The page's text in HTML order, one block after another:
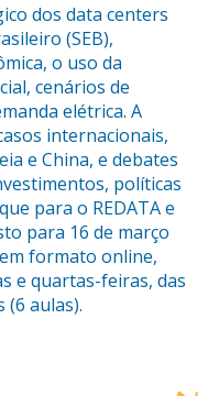
dos data centers
(SEB),
o uso da
cenários de
elétrica. A
internacionais,
e China, e debates
políticas
para o REDATA e
para 16 de março
formato online,
e quartas-feiras, das
(6 aulas).